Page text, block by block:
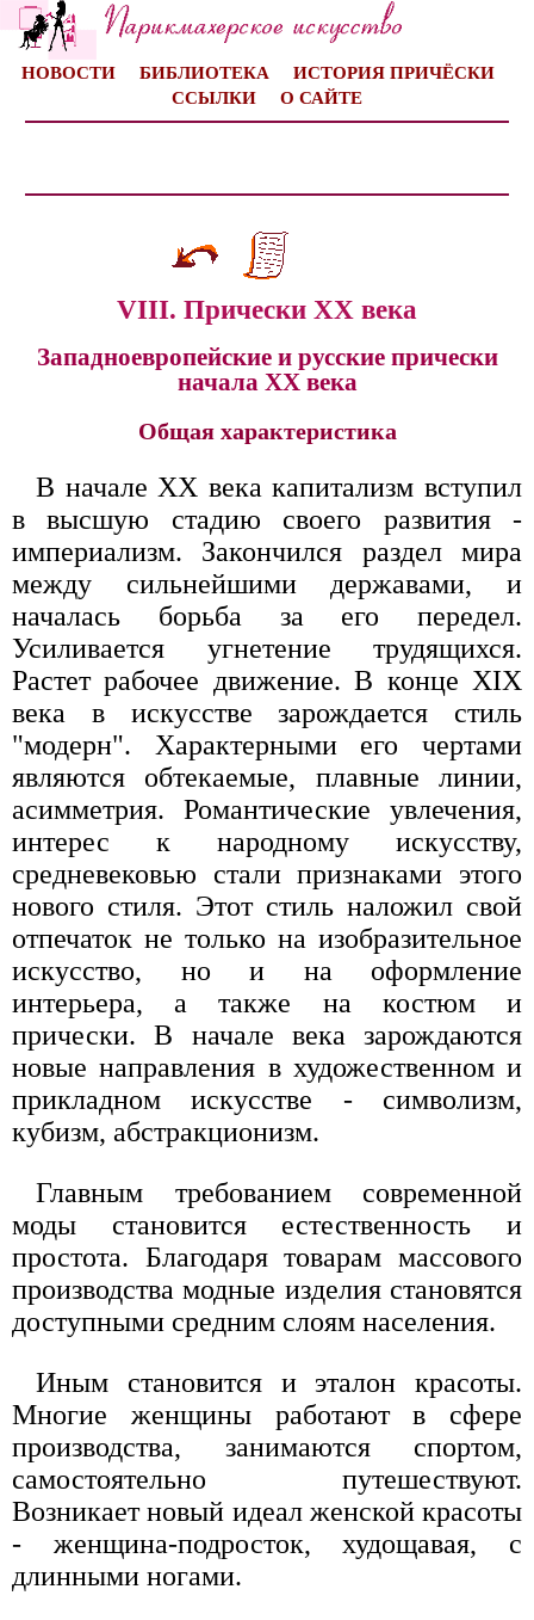
НОВОСТИ БИБЛИОТЕКА
ИСТОРИЯ ПРИЧЁСКИ
ССЫЛКИ
О САЙТЕ
VIII. Прически XX века
Западноевропейские и русские прически
начала XX века
Общая характеристика
В начале XX века капитализм вступил
в высшую стадию своего развития -
империализм. Закончился раздел мира
между сильнейшими державами, и
началась борьба за его передел.
Усиливается угнетение трудящихся.
Растет рабочее движение. В конце XIX
века в искусстве зарождается стиль
"модерн". Характерными его чертами
являются обтекаемые, плавные линии,
асимметрия. Романтические увлечения,
интерес к народному искусству,
средневековью стали признаками этого
нового стиля. Этот стиль наложил свой
отпечаток не только на изобразительное
искусство, но и на оформление
интерьера, а также на костюм и
прически. В начале века зарождаются
новые направления в художественном и
прикладном искусстве - символизм,
кубизм, абстракционизм.
Главным требованием современной
моды становится естественность и
простота. Благодаря товарам массового
производства модные изделия становятся
доступными средним слоям населения.
Иным становится и эталон красоты.
Многие женщины работают в сфере
производства, занимаются спортом,
самостоятельно путешествуют.
Возникает новый идеал женской красоты
- женщина-подросток, худощавая, с
длинными ногами.